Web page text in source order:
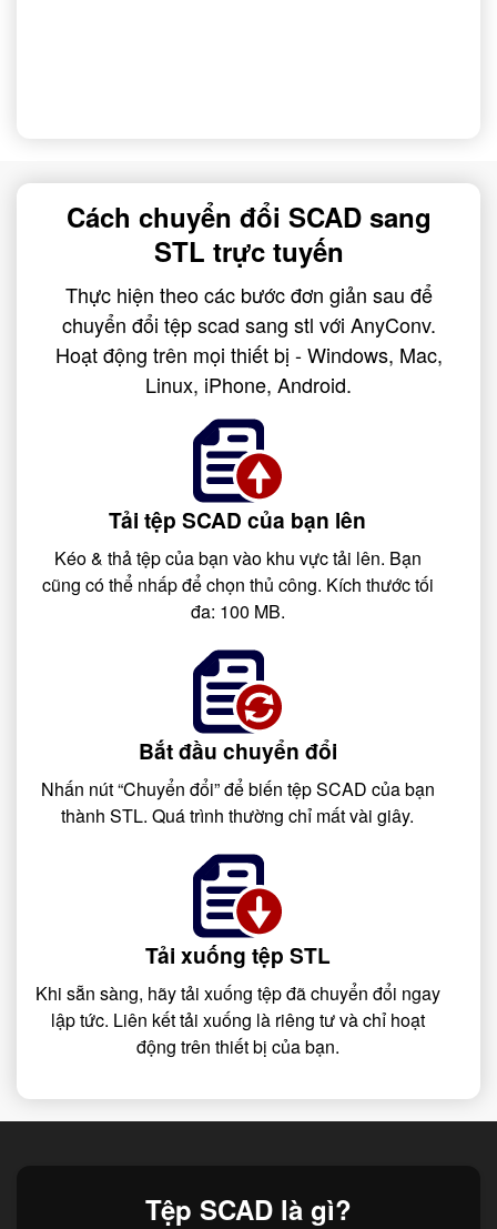
Cách chuyển đổi SCAD sang
STL trực tuyến
Thực hiện theo các bước đơn giản sau để
chuyển đổi tệp scad sang stl với AnyConv.
Hoạt động trên mọi thiết bị - Windows, Mac,
Linux, iPhone, Android.
Tải tệp SCAD của bạn lên
Kéo & thả tệp của bạn vào khu vực tải lên. Bạn
cũng có thể nhấp để chọn thủ công. Kích thước tối
đa: 100 MB.
Bắt đầu chuyển đổi
Nhấn nút “Chuyển đổi” để biến tệp SCAD của bạn
thành STL. Quá trình thường chỉ mất vài giây.
Tải xuống tệp STL
Khi sẵn sàng, hãy tải xuống tệp đã chuyển đổi ngay
lập tức. Liên kết tải xuống là riêng tư và chỉ hoạt
động trên thiết bị của bạn.
Tệp SCAD là gì?